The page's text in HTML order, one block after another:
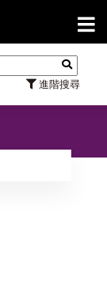
進階搜尋
【